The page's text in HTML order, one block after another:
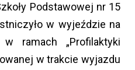
Podstawowej nr 15
w wyjeździe na
ramach „Profilaktyki
w trakcie wyjazdu